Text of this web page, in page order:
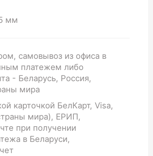
мм
самовывоз из офиса в
платежем либо
- Беларусь, Россия,
мира
карточкой БелКарт, Visa,
мира), ЕРИП,
при получении
в Беларуси,